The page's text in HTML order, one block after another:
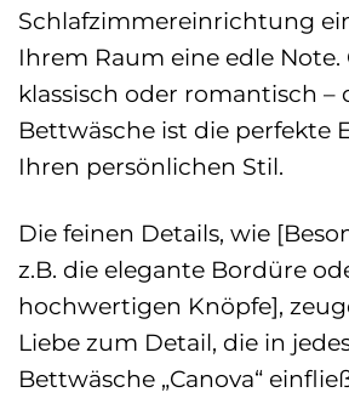
Schlafzimmereinrichtung
Ihrem Raum eine edle
klassisch oder romantisch –
Bettwäsche ist die perfekte
Ihren persönlichen Stil.
Die feinen Details, wie
z.B. die elegante Bordüre
hochwertigen Knöpfe],
Liebe zum Detail, die in
Bettwäsche „Canova“